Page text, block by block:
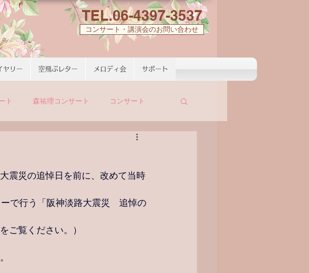
TEL.06-4397-3537
コンサート・講演会のお問い合わせ
ヤリー 空飛ぶレター メロディ会 サポート
ト 森祐理コンサート コンサート
震災の追悼日を前に、改めて当時
で行う「阪神淡路大震災　追悼の
ご覧ください。）